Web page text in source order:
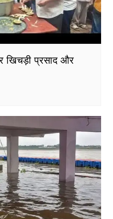
खिचड़ी प्रसाद और